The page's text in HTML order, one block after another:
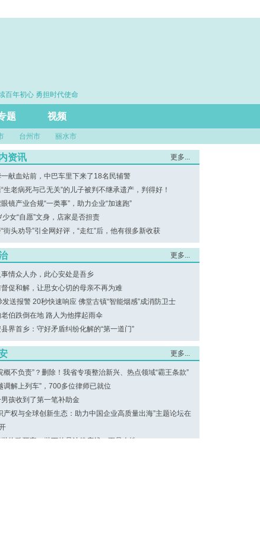
年初心 勇担时代使命
题 视频
台州市 丽水市
资讯 更多...
献血站前，中巴车里下来了18名民辅警
生老病死与己无关”的儿子被判不继承遗产，判得好！
镜产业合规“一类事”，助力企业“加速跑”
少女“自愿”文身，店家是否担责
“街头劝导”引全网好评，“走红”后，他有很多新收获
更多...
情众人办，此心安处是吾乡
促和解，让思女心切的母亲不再为难
发送报警 20秒快速响应 佛堂古镇“智能烟感”成消防卫士
老伯跌倒在地 路人为他撑起雨伞
界首乡：守好矛盾纠纷化解的“第一道门”
更多...
概不负责”？删除！我省专项整治新兴、热点领域“霸王条款”
调解上列车”，700多位律师已就位
孩收到了第一笔补助金
产权与全球创新生态：助力中国企业高质量出海”主题论坛在
物致死案，抛下的是法律底线，更是人性